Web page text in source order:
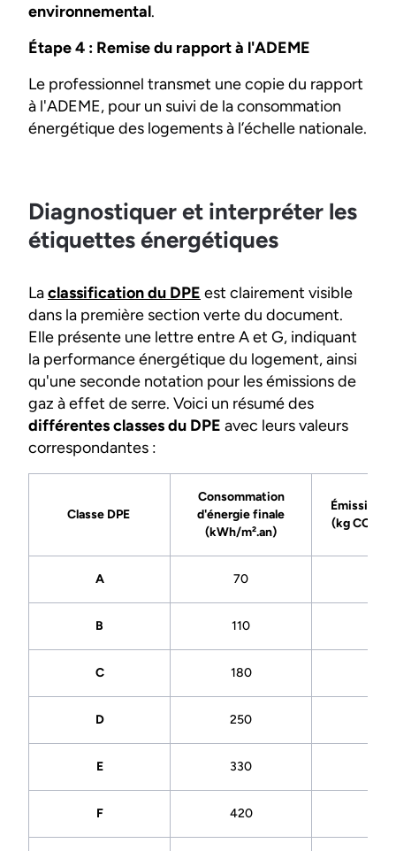
environnemental.
Étape 4 : Remise du rapport à l'ADEME
Le professionnel transmet une copie du rapport
à l'ADEME, pour un suivi de la consommation
énergétique des logements à l’échelle nationale.
Diagnostiquer et interpréter les
étiquettes énergétiques
Laclassification du DPE est clairement visible
dans la première section verte du document.
Elle présente une lettre entre A et G, indiquant
la performance énergétique du logement, ainsi
qu'une seconde notation pour les émissions de
gaz à effet de serre. Voici un résumé des
différentes classes du DPE avec leurs valeurs
correspondantes :
Classe DPE
Consommation
d'énergie finale
(kWh/m².an)
Émissions
(kg
A 70
B 110
C 180
D 250
E 330
F 420